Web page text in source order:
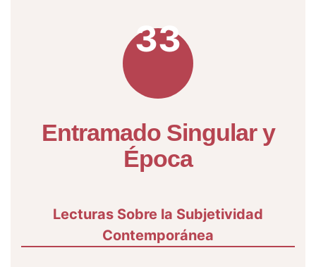
33
Entramado Singular y
Época
Lecturas Sobre la Subjetividad
Contemporánea